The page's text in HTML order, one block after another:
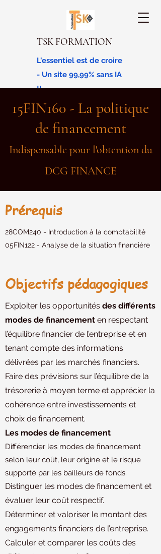
TSK FORMATION
L'essentiel est de croire
- Un site 99,99% sans IA
!!
15FIN160 - La politique
de financement
Indispensable pour l'obtention du
DCG FINANCE
Prérequis
28COM240 - Introduction à la comptabilité
05FIN122 - Analyse de la situation financière
Objectifs pédagogiques
​Exploiter les opportunités des différents
modes de financement en respectant
l’équilibre financier de l’entreprise et en
tenant compte des informations
délivrées par les marchés financiers.
Faire des prévisions sur l’équilibre de la
trésorerie à moyen terme et apprécier la
cohérence entre investissements et
choix de financement.
Les modes de financement
Différencier les modes de financement
selon leur coût, leur origine et le risque
supporté par les bailleurs de fonds.
Distinguer les modes de financement et
évaluer leur coût respectif.
Déterminer et valoriser le montant des
engagements financiers de l’entreprise.
Calculer et comparer les coûts des